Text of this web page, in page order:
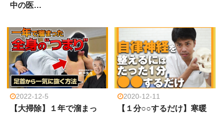
中の医…
2022-12-5
【大掃除】１年で溜まっ
2020-12-11
【１分○○するだけ】寒暖